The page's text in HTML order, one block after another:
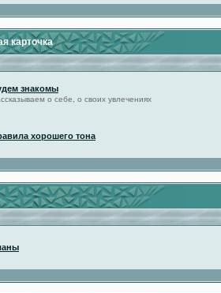
карточка
знакомы
о себе, о своих увлечениях
хорошего тона